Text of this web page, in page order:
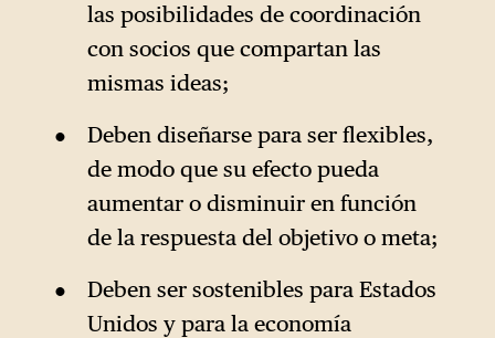
las posibilidades de coordinación
con socios que compartan las
mismas ideas;
Deben diseñarse para ser flexibles,
de modo que su efecto pueda
aumentar o disminuir en función
de la respuesta del objetivo o meta;
Deben ser sostenibles para Estados
Unidos y para la economía